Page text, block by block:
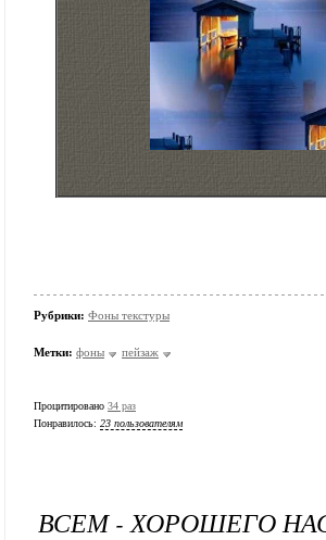
Рубрики: Фоны текстуры
Метки: фоны пейзаж
Процитировано 34 раз
Понравилось: 23 пользователям
ВСЕМ - ХОРОШЕГО